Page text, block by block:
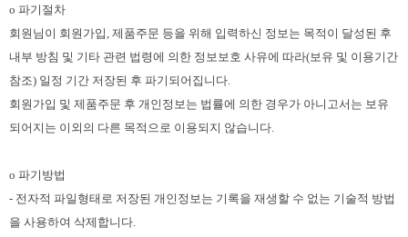
ο 파기절차
회원님이 회원가입, 제품주문 등을 위해 입력하신 정보는 목적이 달성된 후
내부 방침 및 기타 관련 법령에 의한 정보보호 사유에 따라(보유 및 이용기간
참조) 일정 기간 저장된 후 파기되어집니다.
회원가입 및 제품주문 후 개인정보는 법률에 의한 경우가 아니고서는 보유
되어지는 이외의 다른 목적으로 이용되지 않습니다.
ο 파기방법
- 전자적 파일형태로 저장된 개인정보는 기록을 재생할 수 없는 기술적 방법
을 사용하여 삭제합니다.